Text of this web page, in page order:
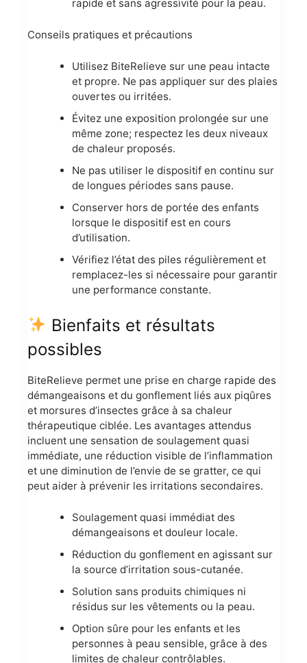
rapide et sans agressivité pour la peau.
Conseils pratiques et précautions
Utilisez BiteRelieve sur une peau intacte
et propre. Ne pas appliquer sur des plaies
ouvertes ou irritées.
Évitez une exposition prolongée sur une
même zone; respectez les deux niveaux
de chaleur proposés.
Ne pas utiliser le dispositif en continu sur
de longues périodes sans pause.
Conserver hors de portée des enfants
lorsque le dispositif est en cours
d’utilisation.
Vérifiez l’état des piles régulièrement et
remplacez-les si nécessaire pour garantir
une performance constante.
Bienfaits et résultats
possibles
BiteRelieve permet une prise en charge rapide des
démangeaisons et du gonflement liés aux piqûres
et morsures d’insectes grâce à sa chaleur
thérapeutique ciblée. Les avantages attendus
incluent une sensation de soulagement quasi
immédiate, une réduction visible de l’inflammation
et une diminution de l’envie de se gratter, ce qui
peut aider à prévenir les irritations secondaires.
Soulagement quasi immédiat des
démangeaisons et douleur locale.
Réduction du gonflement en agissant sur
la source d’irritation sous-cutanée.
Solution sans produits chimiques ni
résidus sur les vêtements ou la peau.
Option sûre pour les enfants et les
personnes à peau sensible, grâce à des
limites de chaleur contrôlables.